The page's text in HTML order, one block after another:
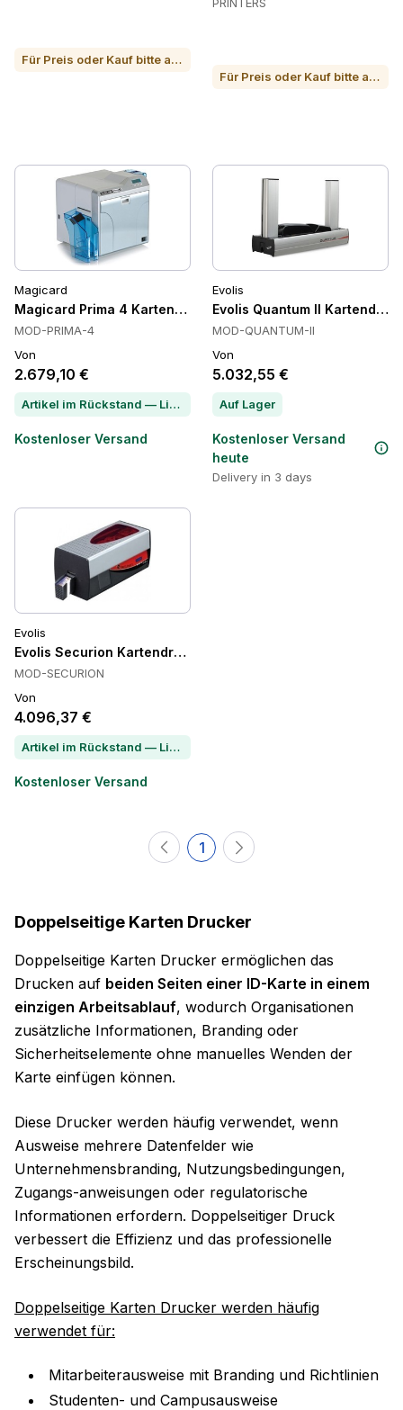
Für Preis oder Kauf bitte anrufen
Für Preis oder Kauf bitte anrufen
Magicard
Magicard Prima 4 Kartendrucker, Retransfer, Hohe
MOD-PRIMA-4
Von
2.679,10 €
Artikel im Rückstand — Lieferzeit per Chat erfragen
Kostenloser Versand
Evolis
Evolis Quantum II
MOD-QUANTUM-II
Von
5.032,55 €
Auf Lager
Kostenloser Versand
heute
Delivery in 3 days
Evolis
Evolis Securion Kartendrucker, USB, Ethernet, Laminierung
MOD-SECURION
Von
4.096,37 €
Artikel im Rückstand — Lieferzeit per Chat erfragen
Kostenloser Versand
1
Doppelseitige Karten Drucker
Doppelseitige Karten Drucker ermöglichen das
Drucken auf beiden Seiten einer ID-Karte in einem
einzigen Arbeitsablauf, wodurch Organisationen
zusätzliche Informationen, Branding oder
Sicherheitselemente ohne manuelles Wenden der
Karte einfügen können.
Diese Drucker werden häufig verwendet, wenn
Ausweise mehrere Datenfelder wie
Unternehmensbranding, Nutzungsbedingungen,
Zugangs-anweisungen oder regulatorische
Informationen erfordern. Doppelseitiger Druck
verbessert die Effizienz und das professionelle
Erscheinungsbild.
Doppelseitige Karten Drucker werden häufig
verwendet für:
Mitarbeiterausweise mit Branding und Richtlinien
Studenten- und Campusausweise